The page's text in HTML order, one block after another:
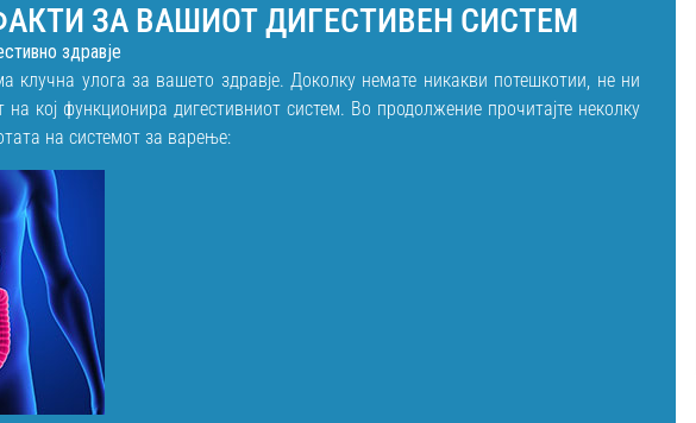
ЗА ВАШИОТ ДИГЕСТИВЕН СИСТЕМ
здравје
клучна улога за вашето здравје. Доколку немате никакви потешкотии, не ни
кој функционира дигестивниот систем. Во продолжение прочитајте неколку
на системот за варење: